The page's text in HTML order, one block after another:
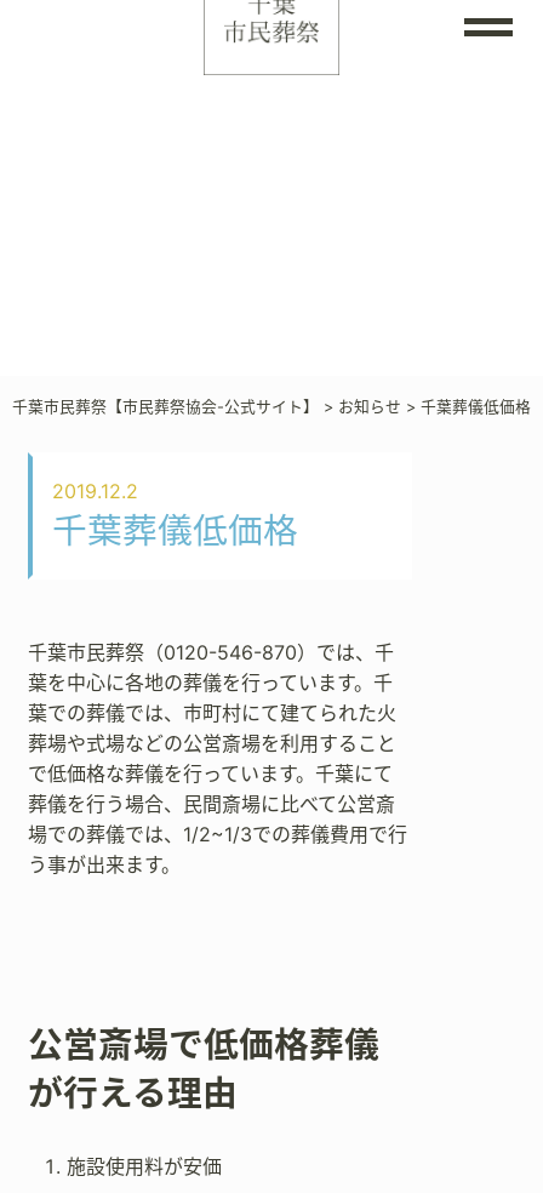
千葉市民葬祭【市民葬祭協会-公式サイト】 > お知らせ > 千葉葬儀低価格
2019.12.2
千葉葬儀低価格
千葉市民葬祭（0120-546-870）では、千
葉を中心に各地の葬儀を行っています。千
葉での葬儀では、市町村にて建てられた火
葬場や式場などの公営斎場を利用すること
で低価格な葬儀を行っています。千葉にて
葬儀を行う場合、民間斎場に比べて公営斎
場での葬儀では、1/2~1/3での葬儀費用で行
う事が出来ます。
公営斎場で低価格葬儀
が行える理由
施設使用料が安価